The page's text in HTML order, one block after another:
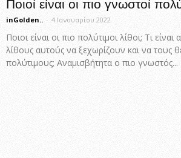
Ποιοί είναι οι πιο γνωστοί
inGolden.. - 4 Ιανουαρίου 2022
Ποιοι είναι οι πιο πολύτιμοι λίθοι; Τι
λίθους αυτούς να ξεχωρίζουν και να τους
πολύτιμους; Αναμισβήτητα ο πιο γνωστός...